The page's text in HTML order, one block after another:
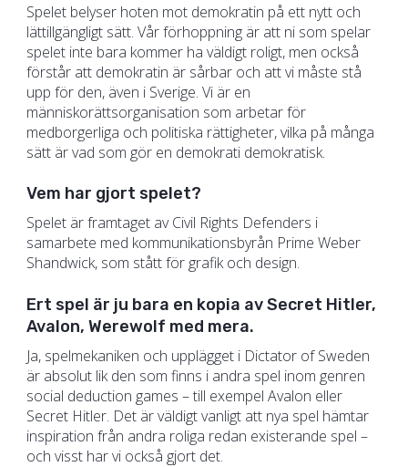
Spelet belyser hoten mot demokratin på ett nytt och
lättillgängligt sätt. Vår förhoppning är att ni som spelar
spelet inte bara kommer ha väldigt roligt, men också
förstår att demokratin är sårbar och att vi måste stå
upp för den, även i Sverige. Vi är en
människorättsorganisation som arbetar för
medborgerliga och politiska rättigheter, vilka på många
sätt är vad som gör en demokrati demokratisk.
Vem har gjort spelet?
Spelet är framtaget av Civil Rights Defenders i
samarbete med kommunikationsbyrån Prime Weber
Shandwick, som stått för grafik och design.
Ert spel är ju bara en kopia av Secret Hitler,
Avalon, Werewolf med mera.
Ja, spelmekaniken och upplägget i Dictator of Sweden
är absolut lik den som finns i andra spel inom genren
social deduction games – till exempel Avalon eller
Secret Hitler. Det är väldigt vanligt att nya spel hämtar
inspiration från andra roliga redan existerande spel –
och visst har vi också gjort det.